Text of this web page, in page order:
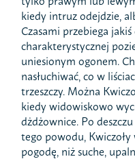
kiedy intruz odejdzie,
Czasami przebiega
charakterystycznej
uniesionym ogonem.
nasłuchiwać, co w
trzeszczy. Można
kiedy widowiskowo
dżdżownice. Po
tego powodu,
pogodę, niż suche,